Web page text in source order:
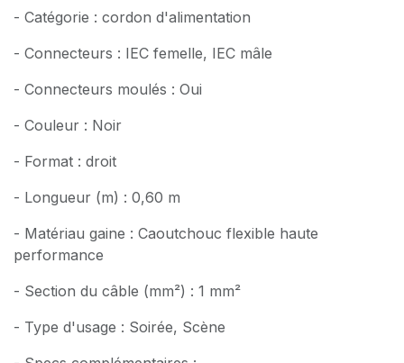
- Catégorie : cordon d'alimentation
- Connecteurs : IEC femelle, IEC mâle
- Connecteurs moulés : Oui
- Couleur : Noir
- Format : droit
- Longueur (m) : 0,60 m
- Matériau gaine : Caoutchouc flexible haute
performance
- Section du câble (mm²) : 1 mm²
- Type d'usage : Soirée, Scène